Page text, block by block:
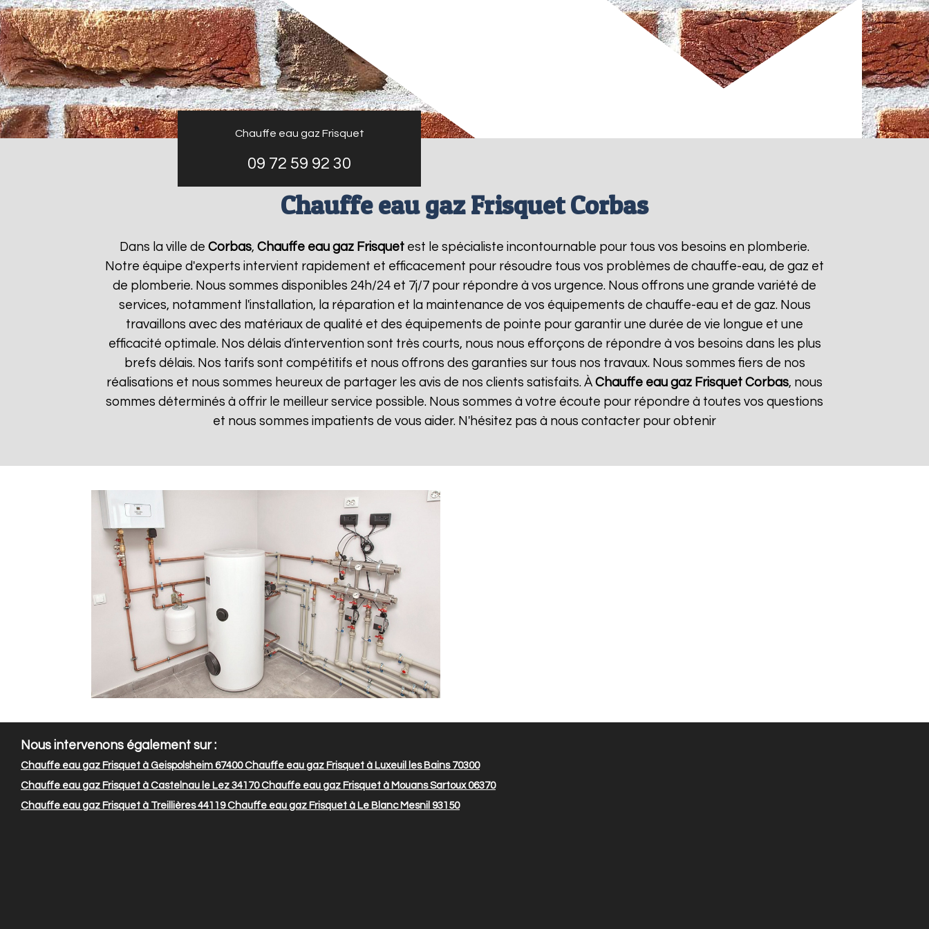
Chauffe eau gaz Frisquet
09 72 59 92 30
Chauffe eau gaz Frisquet Corbas
Dans la ville de Corbas, Chauffe eau gaz Frisquet est le spécialiste incontournable pour tous vos besoins en plomberie.
Notre équipe d'experts intervient rapidement et efficacement pour résoudre tous vos problèmes de chauffe-eau, de gaz et
de plomberie. Nous sommes disponibles 24h/24 et 7j/7 pour répondre à vos urgence. Nous offrons une grande variété de
services, notamment l'installation, la réparation et la maintenance de vos équipements de chauffe-eau et de gaz. Nous
travaillons avec des matériaux de qualité et des équipements de pointe pour garantir une durée de vie longue et une
efficacité optimale. Nos délais d'intervention sont très courts, nous nous efforçons de répondre à vos besoins dans les plus
brefs délais. Nos tarifs sont compétitifs et nous offrons des garanties sur tous nos travaux. Nous sommes fiers de nos
réalisations et nous sommes heureux de partager les avis de nos clients satisfaits. ÀChauffe eau gaz Frisquet Corbas, nous
sommes déterminés à offrir le meilleur service possible. Nous sommes à votre écoute pour répondre à toutes vos questions
et nous sommes impatients de vous aider. N'hésitez pas à nous contacter pour obtenir
Nous intervenons également sur :
Chauffe eau gaz Frisquet à Geispolsheim 67400Chauffe eau gaz Frisquet à Luxeuil les Bains 70300
Chauffe eau gaz Frisquet à Castelnau le Lez 34170Chauffe eau gaz Frisquet à Mouans Sartoux 06370
Chauffe eau gaz Frisquet à Treillières 44119Chauffe eau gaz Frisquet à Le Blanc Mesnil 93150